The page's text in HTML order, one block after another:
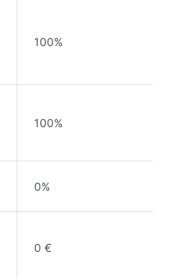
100%
100%
0%
0 €